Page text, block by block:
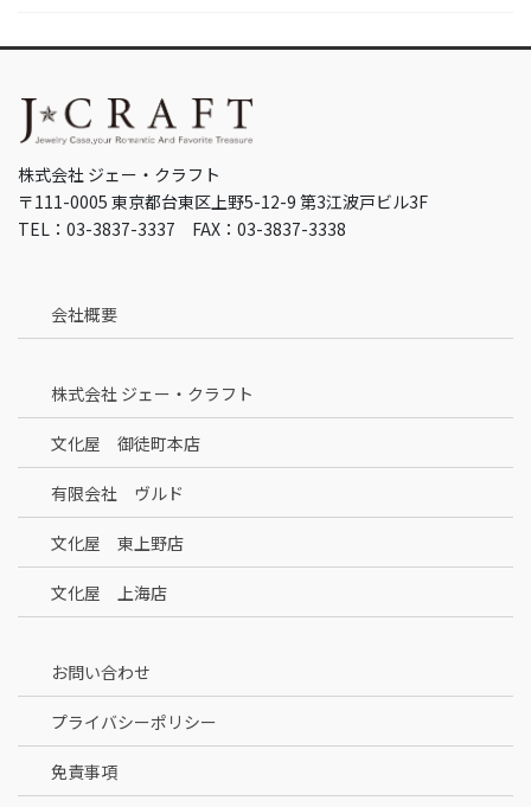
株式会社 ジェー・クラフト
〒111-0005 東京都台東区上野5-12-9 第3江波戸ビル3F
TEL：03-3837-3337 FAX：03-3837-3338
会社概要
株式会社 ジェー・クラフト
文化屋 御徒町本店
有限会社 ヴルド
文化屋 東上野店
文化屋 上海店
お問い合わせ
プライバシーポリシー
免責事項